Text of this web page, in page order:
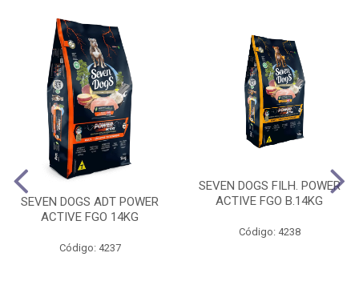
SEVEN DOGS ADT POWER
ACTIVE FGO 14KG
Código: 4237
SEVEN DOGS FILH. POWER
ACTIVE FGO B.14KG
Código: 4238